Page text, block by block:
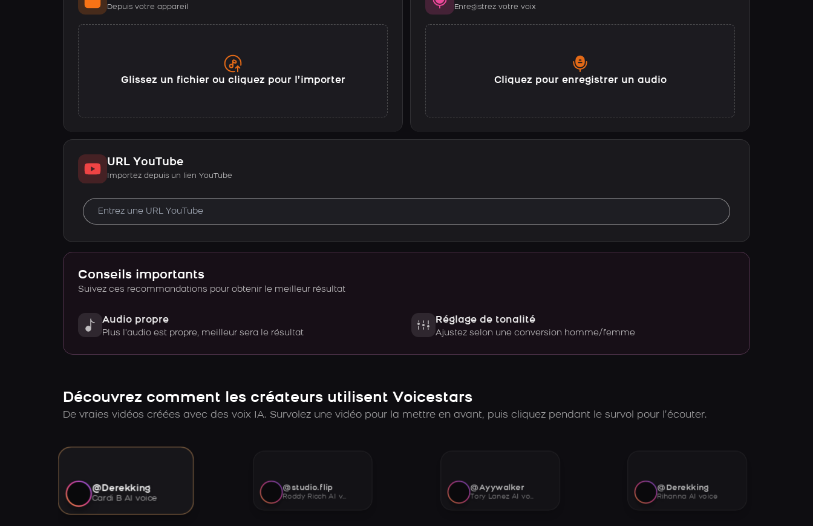
Depuis votre appareil
Glissez un fichier ou cliquez pour l’importer
Enregistrez votre voix
Cliquez pour enregistrer un audio
URL YouTube
Importez depuis un lien YouTube
Conseils importants
Suivez ces recommandations pour obtenir le meilleur résultat
Audio propre
Plus l’audio est propre, meilleur sera le résultat
Réglage de tonalité
Ajustez selon une conversion homme/femme
Découvrez comment les créateurs utilisent Voicestars
De vraies vidéos créées avec des voix IA. Survolez une vidéo pour la mettre en avant, puis cliquez pendant le survol pour l’écouter.
@Derekking
Cardi B AI voice
@studio.flip
Roddy Ricch AI voice
@Ayywalker
Tory Lanez AI voice
@Derekking
Rihanna AI voice